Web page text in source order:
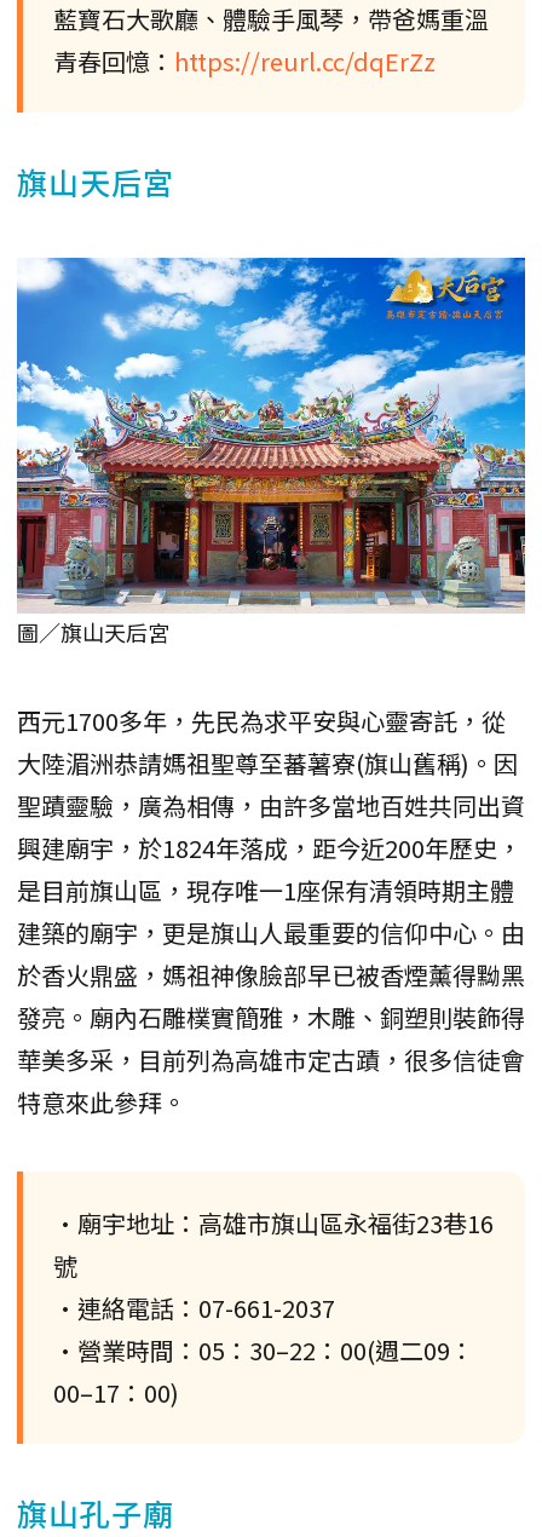
藍寶石大歌廳、體驗手風琴，帶爸媽重溫
青春回憶： https://reurl.cc/dqErZz
旗山天后宮
圖／旗山天后宮
西元1700多年，先民為求平安與心靈寄託，從
大陸湄洲恭請媽祖聖尊至蕃薯寮(旗山舊稱)。因
聖蹟靈驗，廣為相傳，由許多當地百姓共同出資
興建廟宇，於1824年落成，距今近200年歷史，
是目前旗山區，現存唯一1座保有清領時期主體
建築的廟宇，更是旗山人最重要的信仰中心。由
於香火鼎盛，媽祖神像臉部早已被香煙薰得黝黑
發亮。廟內石雕樸實簡雅，木雕、銅塑則裝飾得
華美多采，目前列為高雄市定古蹟，很多信徒會
特意來此參拜。
•廟宇地址：高雄市旗山區永福街23巷16
號
•連絡電話：07-661-2037
•營業時間：05：30–22：00(週二09：
00–17：00)
旗山孔子廟